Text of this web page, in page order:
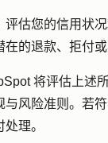
评估您的信用状
的退款、拒付或
将评估上述
与风险准则。若
理。